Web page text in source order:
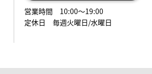
営業時間 10:00～19:00
定休日 毎週火曜日/水曜日